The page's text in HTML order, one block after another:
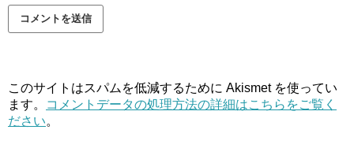
このサイトはスパムを低減するために Akismet を使ってい
ます。
コメントデータの処理方法の詳細はこちらをご覧く
ださい。